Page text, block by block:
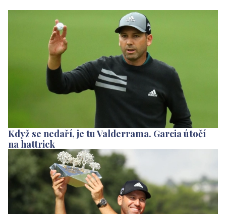
Když se nedaří, je tu Valderrama. Garcia útočí
na hattrick